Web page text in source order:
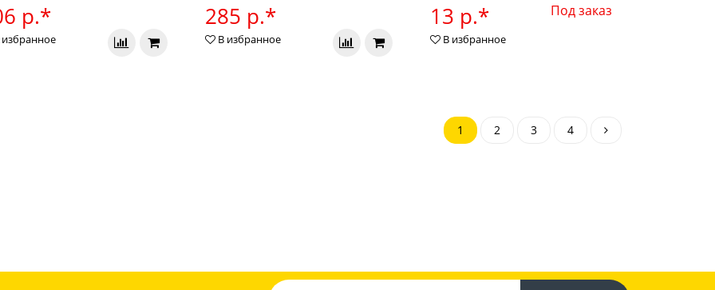
р.* 285 р.*
В избранное
13 р.* Под заказ
В избранное
1 2 3 4